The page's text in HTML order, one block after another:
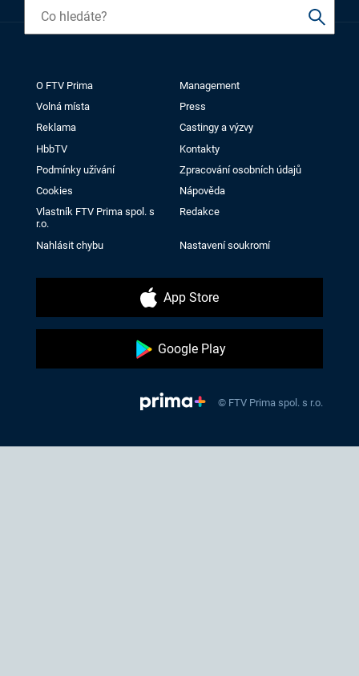
O FTV Prima
Management
Volná místa
Press
Reklama
Castingy a výzvy
HbbTV
Kontakty
Podmínky užívání
Zpracování osobních údajů
Cookies
Nápověda
Vlastník FTV Prima spol. s
r.o.
Redakce
Nahlásit chybu Nastavení soukromí
App Store
Google Play
© FTV Prima spol. s r.o.